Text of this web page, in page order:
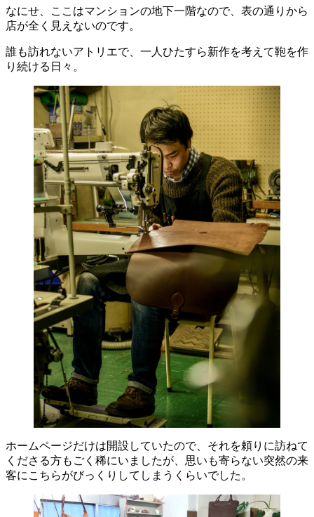
なにせ、ここはマンションの地下一階なので、表の通りから
店が全く見えないのです。
誰も訪れないアトリエで、一人ひたすら新作を考えて鞄を作
り続ける日々。
ホームページだけは開設していたので、それを頼りに訪ねて
くださる方もごく稀にいましたが、思いも寄らない突然の来
客にこちらがびっくりしてしまうくらいでした。